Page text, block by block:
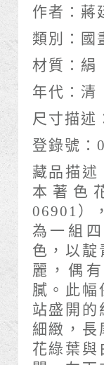
作者： 蔣
類別： 國
材質： 絹
年代： 清
尺寸描述
登錄號：
藏品描述
本著色
06901）
為一組
色，以靛
麗，偶
膩。此幅
站盛開的
細緻，長
花綠葉與